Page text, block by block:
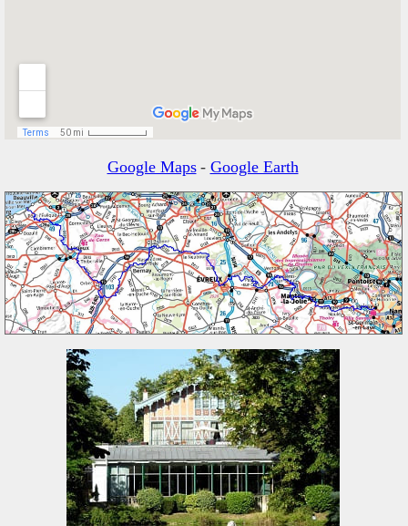
Google Maps - Google Earth